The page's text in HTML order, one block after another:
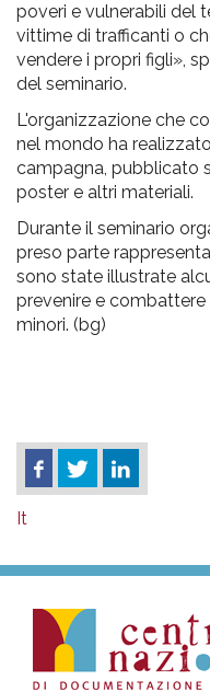
poveri e vulnerabili del
vittime di trafficanti o
vendere i propri figli»,
del seminario.
L'organizzazione che
nel mondo ha
campagna, pubblicato
poster e altri materiali.
Durante il seminario
preso parte
sono state illustrate
prevenire e
minori. (bg)
It